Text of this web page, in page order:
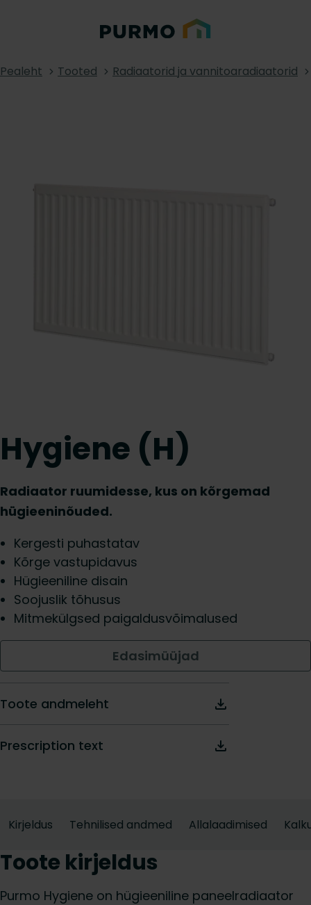
Pealeht Tooted Radiaatorid ja vannitoaradiaatorid
Hygiene (H)
Radiaator ruumidesse, kus on kõrgemad
hügieeninõuded.
Kergesti puhastatav
Kõrge vastupidavus
Hügieeniline disain
Soojuslik tõhusus
Mitmekülgsed paigaldusvõimalused
Edasimüüjad
Toote andmeleht
Prescription text
Kirjeldus Tehnilised andmed Allalaadimised
Toote kirjeldus
Purmo Hygiene on hügieeniline paneelradiaator